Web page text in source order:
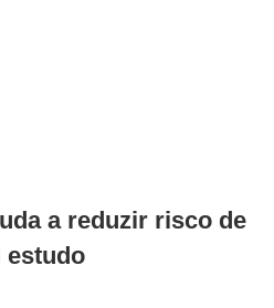
a reduzir risco de
estudo